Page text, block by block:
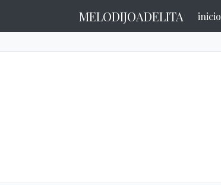
MELODIJOADELITA inicio